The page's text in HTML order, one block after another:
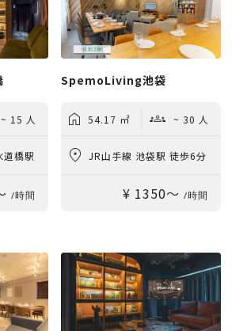
~ 15 人
道橋駅
/時間
SpemoLiving池袋
54.17 ㎡ ~ 30 人
JR山手線 池袋駅 徒歩6分
¥ 1350〜 /時間